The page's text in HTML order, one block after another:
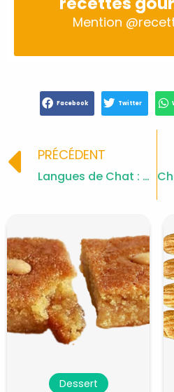
Mention
Facebook Twitter
Prev
PRÉCÉDENT
Langues de Chat : Biscuits Fins et Croquants
Dessert